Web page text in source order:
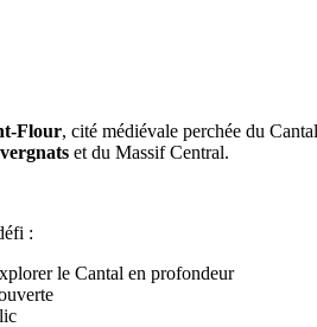
Flour, cité médiévale perchée du
et du Massif Central.
:
le Cantal en profondeur